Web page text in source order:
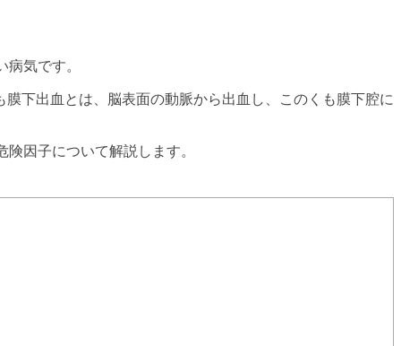
気です。
下出血とは、脳表面の動脈から出血し、このくも膜下腔に
因子について解説します。